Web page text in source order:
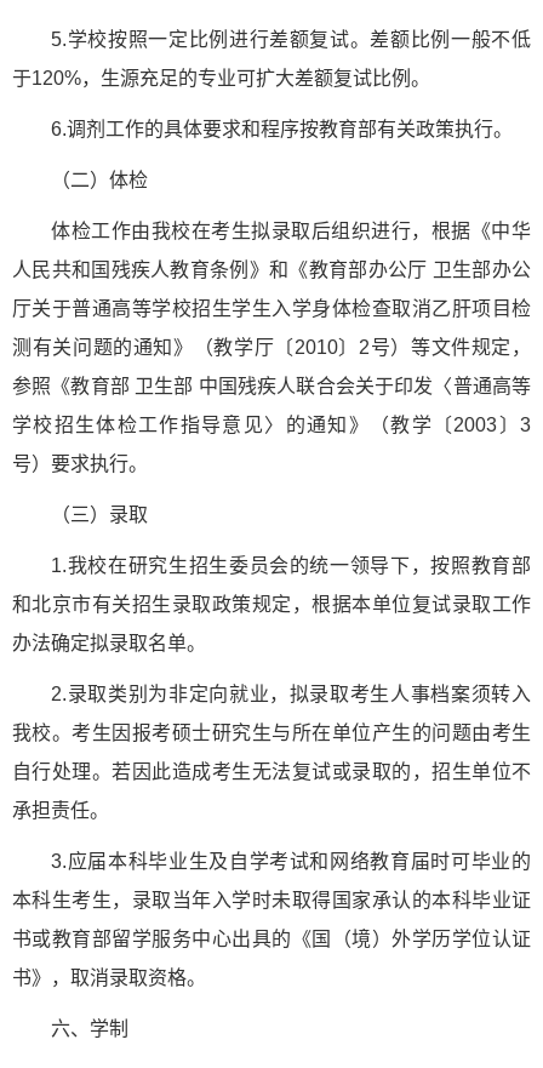
5.学校按照一定比例进行差额复试。差额比例一般不低
于120%，生源充足的专业可扩大差额复试比例。
6.调剂工作的具体要求和程序按教育部有关政策执行。
（二）体检
体检工作由我校在考生拟录取后组织进行，根据《中华
人民共和国残疾人教育条例》和《教育部办公厅 卫生部办公
厅关于普通高等学校招生学生入学身体检查取消乙肝项目检
测有关问题的通知》（教学厅〔2010〕2号）等文件规定，
参照《教育部 卫生部 中国残疾人联合会关于印发〈普通高等
学校招生体检工作指导意见〉的通知》（教学〔2003〕3
号）要求执行。
（三）录取
1.我校在研究生招生委员会的统一领导下，按照教育部
和北京市有关招生录取政策规定，根据本单位复试录取工作
办法确定拟录取名单。
2.录取类别为非定向就业，拟录取考生人事档案须转入
我校。考生因报考硕士研究生与所在单位产生的问题由考生
自行处理。若因此造成考生无法复试或录取的，招生单位不
承担责任。
3.应届本科毕业生及自学考试和网络教育届时可毕业的
本科生考生，录取当年入学时未取得国家承认的本科毕业证
书或教育部留学服务中心出具的《国（境）外学历学位认证
书》，取消录取资格。
六、学制